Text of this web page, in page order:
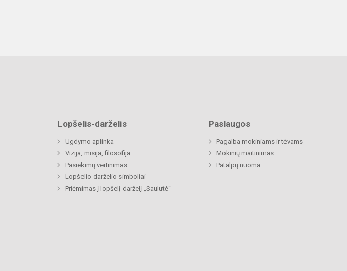
Lopšelis-darželis
Ugdymo aplinka
Vizija, misija, filosofija
Pasiekimų vertinimas
Lopšelio-darželio simboliai
Priėmimas į lopšelį-darželį „Saulutė“
Paslaugos
Pagalba mokiniams ir tėvams
Mokinių maitinimas
Patalpų nuoma